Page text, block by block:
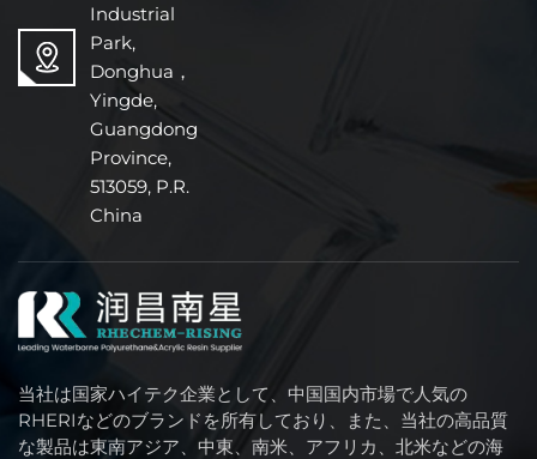
Industrial
Park,
Donghua，
Yingde,
Guangdong
Province,
513059, P.R.
China
当社は国家ハイテク企業として、中国国内市場で人気の
RHERIなどのブランドを所有しており、また、当社の高品質
な製品は東南アジア、中東、南米、アフリカ、北米などの海